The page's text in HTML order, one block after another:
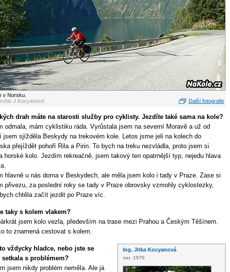
v Norsku.
J.Kocyanové
Další fotografie
drah máte na starosti služby pro cyklisty. Jezdíte také sama na kole?
odmala, mám cyklistiku ráda. Vyrůstala jsem na severní Moravě a už od
jsem sjížděla Beskydy na trekovém kole. Letos jsme jeli na kolech do
přejíždět pohoří Rila a Pirin. To bych na treku nezvládla, proto jsem si
horské kolo. Jezdím rekreačně, jsem takový ten opatrnější typ, nejedu hlava
hlavně u nás doma v Beskydech, ale měla jsem kolo i tady v Praze. Zase si
přivezu, za poslední roky se tady v Praze obrovsky vzmohly cyklostezky,
chtěla začít jezdit po Praze víc.
taky s kolem vlakem?
jsem kolo vezla, především na trase mezi Prahou a Českým Těšínem.
to znamená cestovat s kolem.
Ing. Jitka Kocyanová
nar. 1975
vždycky hladce, nebo jste se
setkala s problémem?
jsem nikdy problém neměla. Ale já